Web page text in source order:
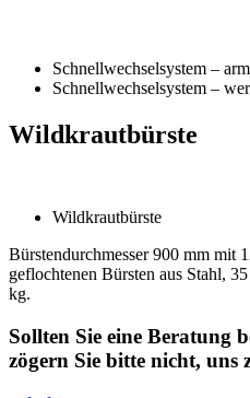
Schnellwechselsystem –
Schnellwechselsystem –
Wildkrautbürste
Wildkrautbürste
Bürstendurchmesser 900 mm mit
geflochtenen Bürsten aus Stahl,
kg.
Sollten Sie eine Beratung
zögern Sie bitte nicht, uns